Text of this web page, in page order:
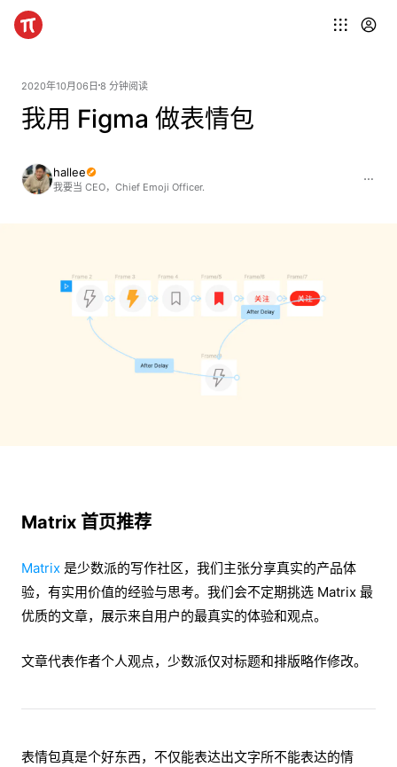
2020年10月06日 8 分钟阅读
我用 Figma 做表情包
hallee
我要当 CEO，Chief Emoji Officer.
Matrix 首页推荐
Matrix 是少数派的写作社区，我们主张分享真实的产品体
验，有实用价值的经验与思考。我们会不定期挑选 Matrix 最
优质的文章，展示来自用户的最真实的体验和观点。
文章代表作者个人观点，少数派仅对标题和排版略作修改。
表情包真是个好东西，不仅能表达出文字所不能表达的情